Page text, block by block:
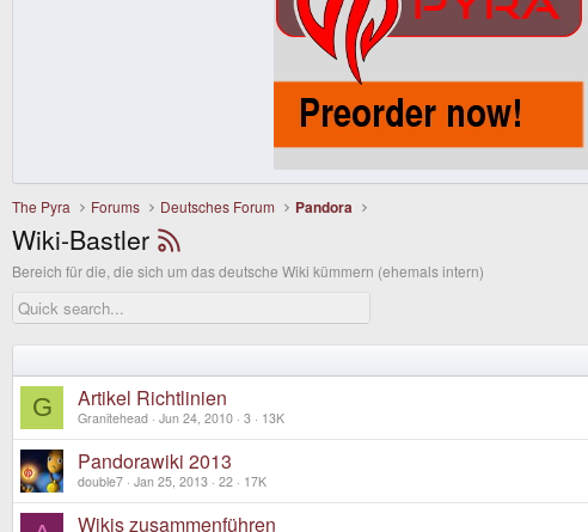
The Pyra Forums Deutsches Forum Pandora
Wiki-Bastler
Bereich für die, die sich um das deutsche Wiki kümmern (ehemals intern)
G Artikel Richtlinien
Granitehead Jun 24, 2010 3 13K
Pandorawiki 2013
double7 Jan 25, 2013 22 17K
Wikis zusammenführen